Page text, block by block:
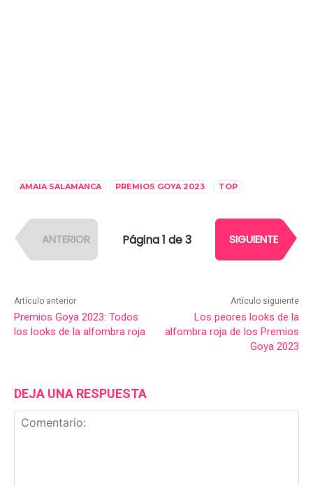
AMAIA SALAMANCA PREMIOS GOYA 2023 TOP
ANTERIOR Página 1 de 3 SIGUIENTE
Artículo anterior
Premios Goya 2023: Todos
los looks de la alfombra roja
Artículo siguiente
Los peores looks de la
alfombra roja de los Premios
Goya 2023
DEJA UNA RESPUESTA